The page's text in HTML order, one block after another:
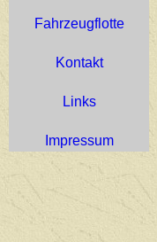
Fahrzeugflotte
Kontakt
Links
Impressum